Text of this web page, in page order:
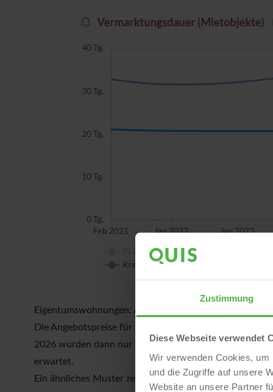
Zustimmung
Diese Webseite verwendet
Wir verwenden Cookies,
und die Zugriffe auf unsere
Website an unsere Partner
Eigentumswohnungen: Anstieg bis 2022, danach
Die Angebotspreise für Bestandswohnungen stiegen
2026 wurden dann nur noch 3.766 €/m² erreicht. Für
erwartet.
Ein ähnliches Muster zeigt sich im Neubau. Nach dem